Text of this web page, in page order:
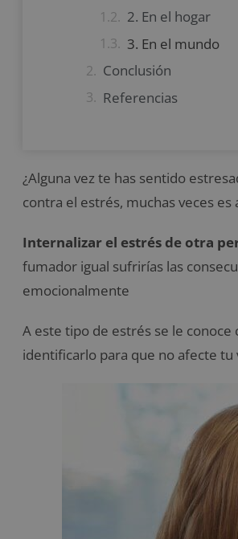
2. En el hogar
3. En el mundo
Conclusión
Referencias
¿Alguna vez te has sentido
contra el estrés, muchas veces
Internalizar el estrés de otra
fumador igual sufrirías las
emocionalmente
A este tipo de estrés se le conoce
identificarlo para que no afecte tu